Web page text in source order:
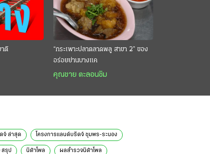
าติ
“กระเพาะปลาตลาดพลู สาขา 2” ของ
อร่อยย่านบางแค
คุณชาย ตะลอนชิม
จ์ ล่าสุด โครงการแลนด์บริดจ์ ชุมพร-ระนอง
สรุป นิด้าโพล ผลสำรวจนิด้าโพล